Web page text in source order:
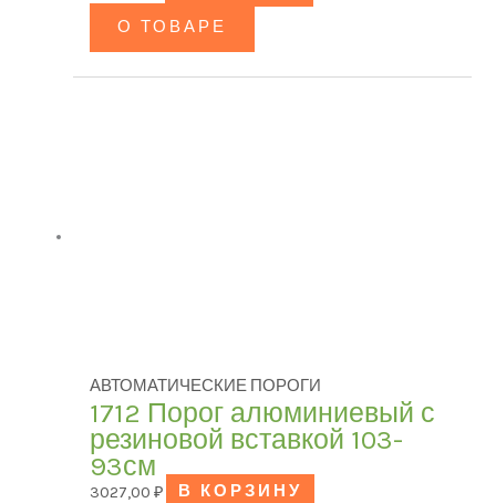
В наличии
О ТОВАРЕ
АВТОМАТИЧЕСКИЕ ПОРОГИ
1712 Порог алюминиевый с
резиновой вставкой 103-
93см
3027,00 ₽
В КОРЗИНУ